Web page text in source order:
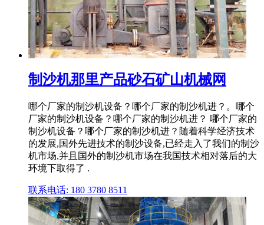
制沙机那里产品砂石矿山机械网
哪个厂家的制沙机设备？哪个厂家的制沙机进？。哪个
厂家的制沙机设备？哪个厂家的制沙机进？ 哪个厂家的
制沙机设备？哪个厂家的制沙机进？随着科学经济技术
的发展,国外先进技术的制沙设备,已经走入了我们的制沙
机市场,并且国外的制沙机市场在我国技术相对落后的大
环境下取得了 .
联系电话: 180 3780 8511